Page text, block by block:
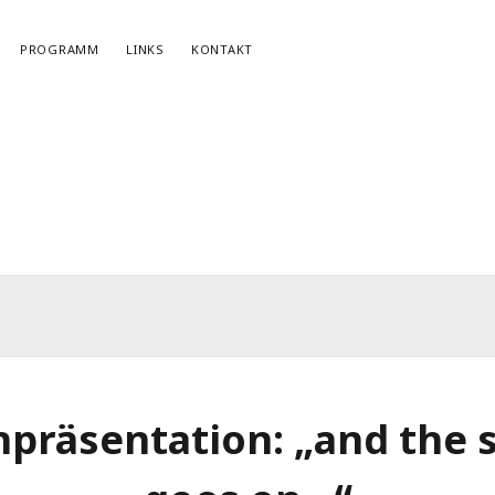
PROGRAMM LINKS KONTAKT
„and the